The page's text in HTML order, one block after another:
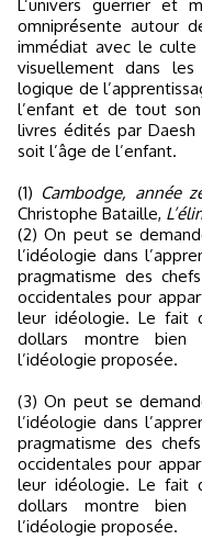
L’univers guerrier et
omniprésente autour
immédiat avec le
visuellement dans
logique de
l’enfant et de tout
livres édités par
soit l’âge de l’enfant.
(1) Cambodge, année
Christophe Bataille,
(2) On peut se
l’idéologie dans
pragmatisme des
occidentales pour
leur idéologie. Le fait
dollars montre bien
l’idéologie proposée.
(3) On peut se
l’idéologie dans
pragmatisme des
occidentales pour
leur idéologie. Le fait
dollars montre bien
l’idéologie proposée.